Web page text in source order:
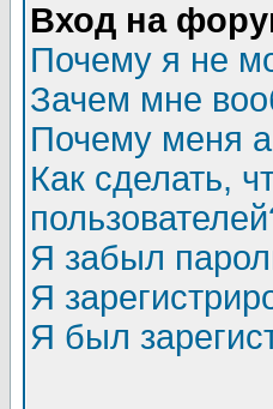
Вход на
Почему я не
Зачем мне
Почему меня
Как сделать,
Я забыл
Я
Я был